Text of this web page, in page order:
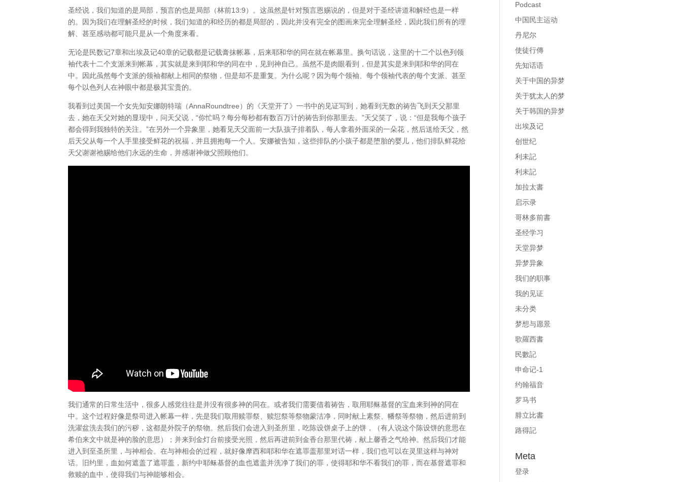
圣经说，我们知道的是局部，预言的也是局部（林前13:9）。这虽然是针对预言恩赐说的，但是对于圣经讲道和解经也是一样
的。因为我们在理解圣经的时候，我们知道的和经历的都是局部的，因此并没有完全的图画来完全理解圣经，因此我们所有的理
解、甚至感动都可能只是从一个角度来看。
无论是民数记7章和出埃及记40章的记载都是记载膏抹帐幕，后来耶和华的同在就在帐幕里。换句话说，这里的十二个以色列领
袖代表十二个支派来到帐幕，其实就是来到耶和华的同在中，见到神自己。虽然不是肉眼看到，但是其实是来到耶和华的同在
中。因此虽然每个支派的领袖都献上相同的祭物，但是却不是重复。为什么呢？因为每个领袖、每个领袖代表的每个支派、甚至
每个以色列人在神眼中都是极其宝贵的。
我看到过美国一个女先知安娜朗特瑞（AnnaRoundtree）的《天堂开了》一书中的见证写到，她看到无数的祷告飞到天父那里
去，她在天父对她的显现中，问天父说，“你忙吗？每分每秒都有数百万计的祷告到你那里去。”天父笑了，说：“但是我每个孩子
都会得到我独特的关注。”在另外一个异象里，她看见天父面前一大队孩子排着队，每人拿着外面采的一朵花，然后送给天父，然
后天父从每一个人手里接受鲜花的祝福，并且拥抱每一个人。安娜被告知，这些排队的小孩子都是堕胎的婴儿，他们排队鲜花给
天父谢谢祂赐给他们永远的生命，并感谢神做父照顾他们。
我们通常的日常生活中，很多人感觉往往是并没有很多神的同在。或者我们需要借着祷告，取用耶稣基督的宝血来到神的同在
中。这个过程好像是祭司进入帐幕一样，先是我们取用赎罪祭、赎愆祭等祭物蒙洁净，同时献上素祭、幡祭等祭物，然后进前到
洗濯盆洗去我们的污秽，这都是外院子的祭物。然后我们会进入到圣所里，吃陈设饼桌子上的饼，（有人说这个陈设饼的意思在
希伯来文中就是神的脸的意思）；并来到金灯台前接受光照，然后再进前到金香台那里代祷，献上馨香之气给神。然后我们才能
进入到至圣所里，与神相会。在与神相会的过程，就好像摩西和耶和华在遮罪盖那里对话一样，我们也可以在灵里这样与神对
话。旧约里，血如何遮盖了遮罪盖，新约中耶稣基督的血也遮盖并洗净了我们的罪，使得耶和华不看我们的罪，而在基督遮罪和
救赎的血中，使得我们与神能够相会。
Podcast
中国民主运动
丹尼尔
使徒行傳
先知话语
关于中国的异梦
关于犹太人的梦
关于韩国的异梦
出埃及记
创世纪
利未記
利未記
加拉太書
启示录
哥林多前書
圣经学习
天堂异梦
异梦异象
我们的职事
我的见证
未分类
梦想与愿景
歌羅西書
民數記
申命记-1
约翰福音
罗马书
腓立比書
路得記
Meta
登录